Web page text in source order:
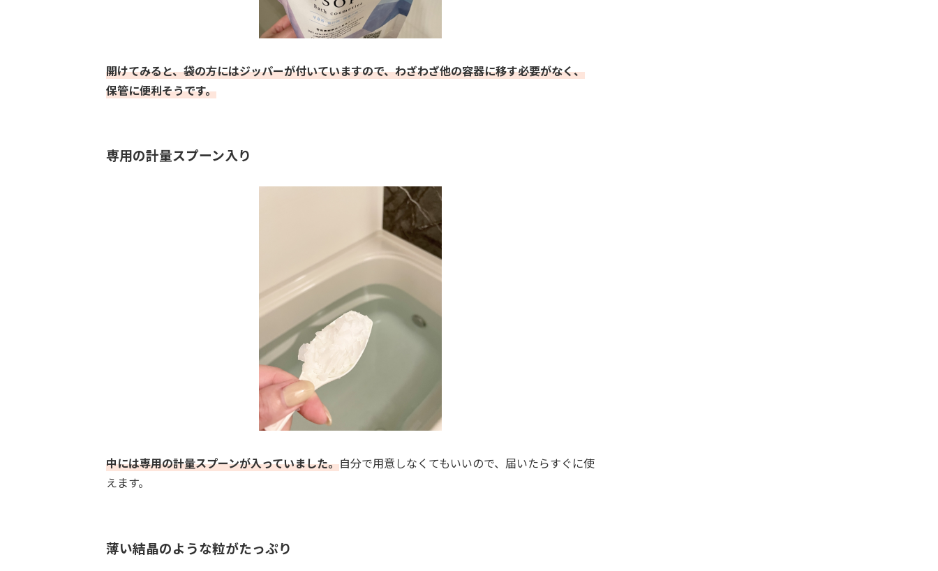
開けてみると、袋の方にはジッパーが付いていますので、わざわざ他の容器に移す必要がなく、
保管に便利そうです。
専用の計量スプーン入り
中には専用の計量スプーンが入っていました。自分で用意しなくてもいいので、届いたらすぐに使
えます。
薄い結晶のような粒がたっぷり